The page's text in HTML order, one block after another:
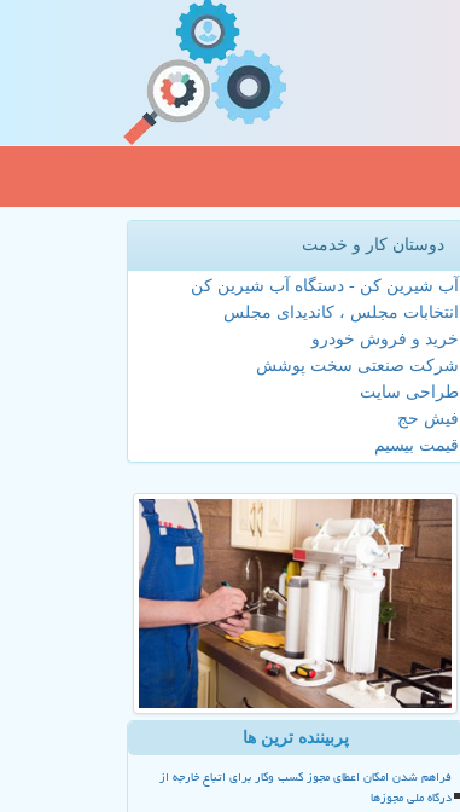
دوستان کار و خدمت
آب شیرین کن - دستگاه آب شیرین کن
انتخابات مجلس ، کاندیدای مجلس
خرید و فروش خودرو
شرکت صنعتی سخت پوشش
طراحی سایت
فیش حج
قیمت بیسیم
پربیننده ترین ها
فراهم شدن امکان اعطای مجوز کسب وکار برای اتباع خارجه از
درگاه ملی مجوزها